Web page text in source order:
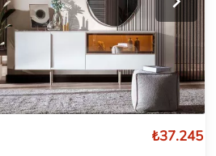
₺37.245